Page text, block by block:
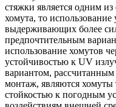
стяжки является одним
хомута, то
выдерживающих более
предпочтительным
использование хомутов
устойчивостью к UV
вариантом,
монтаж, являются
стойкостью к погодным